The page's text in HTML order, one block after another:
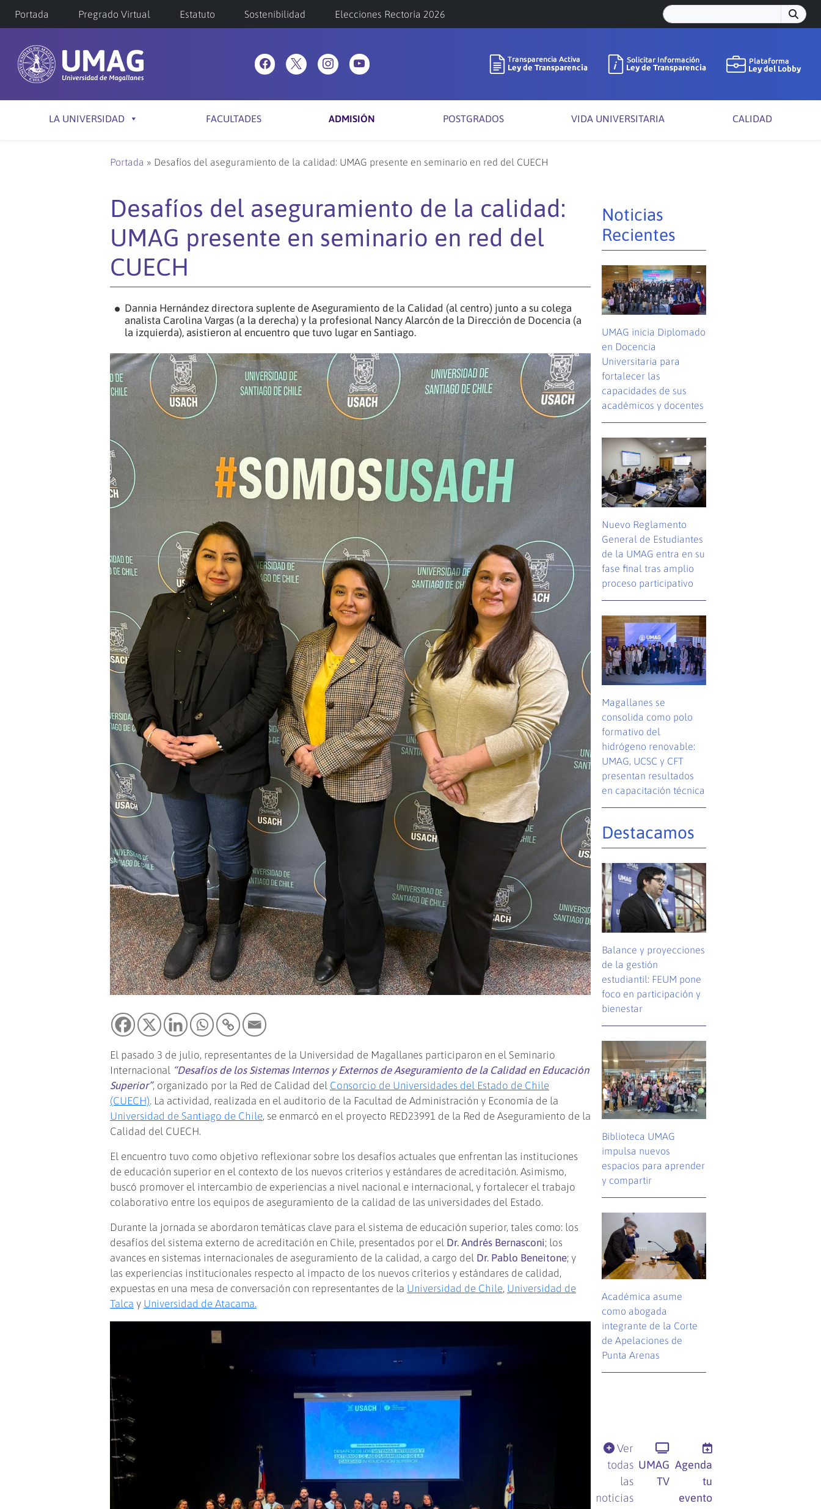
Portada Pregrado Virtual Estatuto Sostenibilidad Elecciones Rectoría 2026
LA UNIVERSIDAD FACULTADES ADMISIÓN POSTGRADOS VIDA UNIVERSITARIA CALIDAD
Portada » Desafíos del aseguramiento de la calidad: UMAG presente en seminario en red del CUECH
Desafíos del aseguramiento de la calidad:
UMAG presente en seminario en red del
CUECH
Dannia Hernández directora suplente de Aseguramiento de la Calidad (al centro) junto a su colega
analista Carolina Vargas (a la derecha) y la profesional Nancy Alarcón de la Dirección de Docencia (a
la izquierda), asistieron al encuentro que tuvo lugar en Santiago.
El pasado 3 de julio, representantes de la Universidad de Magallanes participaron en el Seminario
Internacional “Desafíos de los Sistemas Internos y Externos de Aseguramiento de la Calidad en Educación
Superior”, organizado por la Red de Calidad del Consorcio de Universidades del Estado de Chile
(CUECH). La actividad, realizada en el auditorio de la Facultad de Administración y Economía de la
Universidad de Santiago de Chile, se enmarcó en el proyecto RED23991 de la Red de Aseguramiento de la
Calidad del CUECH.
El encuentro tuvo como objetivo reflexionar sobre los desafíos actuales que enfrentan las instituciones
de educación superior en el contexto de los nuevos criterios y estándares de acreditación. Asimismo,
buscó promover el intercambio de experiencias a nivel nacional e internacional, y fortalecer el trabajo
colaborativo entre los equipos de aseguramiento de la calidad de las universidades del Estado.
Durante la jornada se abordaron temáticas clave para el sistema de educación superior, tales como: los
desafíos del sistema externo de acreditación en Chile, presentados por el Dr. Andrés Bernasconi; los
avances en sistemas internacionales de aseguramiento de la calidad, a cargo del Dr. Pablo Beneitone; y
las experiencias institucionales respecto al impacto de los nuevos criterios y estándares de calidad,
expuestas en una mesa de conversación con representantes de la Universidad de Chile, Universidad de
Talca y Universidad de Atacama.
Noticias
Recientes
UMAG inicia Diplomado
en Docencia
Universitaria para
fortalecer las
capacidades de sus
académicos y docentes
Nuevo Reglamento
General de Estudiantes
de la UMAG entra en su
fase final tras amplio
proceso participativo
Magallanes se
consolida como polo
formativo del
hidrógeno renovable:
UMAG, UCSC y CFT
presentan resultados
en capacitación técnica
Destacamos
Balance y proyecciones
de la gestión
estudiantil: FEUM pone
foco en participación y
bienestar
Biblioteca UMAG
impulsa nuevos
espacios para aprender
y compartir
Académica asume
como abogada
integrante de la Corte
de Apelaciones de
Punta Arenas
Ver
todas
las
noticias
UMAG
TV
Agenda
tu
evento